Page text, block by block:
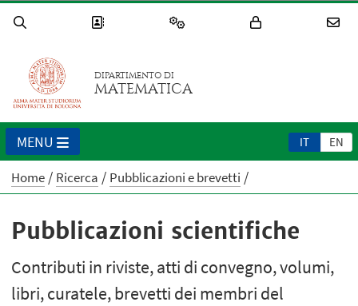
DIPARTIMENTO DI
MATEMATICA
IT EN
MENU
Home Ricerca Pubblicazioni e brevetti
Pubblicazioni scientifiche
Contributi in riviste, atti di convegno, volumi,
libri, curatele, brevetti dei membri del